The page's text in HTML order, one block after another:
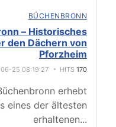
BÜCHENBRONN
– Historisches
den Dächern von
Pforzheim
25 08:19:27 HITS 170
erhebt
eines der ältesten
erhaltenen...